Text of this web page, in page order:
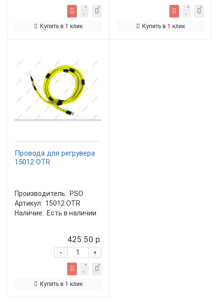
Купить в 1 клик Купить в 1 клик
Провода для регрувера
15012 OTR
Производитель: PSO
Артикул: 15012 OTR
Наличие: Есть в наличии
425.50 р.
+
-
Купить в 1 клик